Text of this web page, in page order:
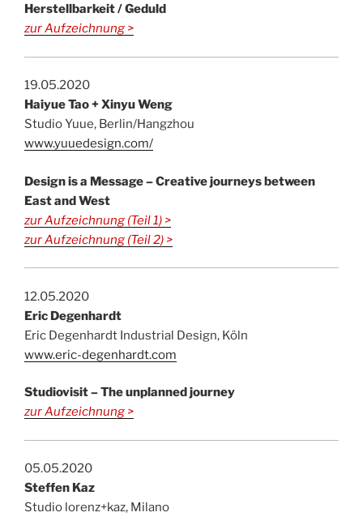
Herstellbarkeit / Geduld
zur Aufzeichnung >
19.05.2020
Haiyue Tao + Xinyu Weng
Studio Yuue, Berlin/Hangzhou
www.yuuedesign.com/
Design is a Message– Creative journeys between
East and West
zur Aufzeichnung (Teil 1) >
zur Aufzeichnung (Teil 2) >
12.05.2020
Eric Degenhardt
Eric Degenhardt Industrial Design, Köln
www.eric-degenhardt.com
Studiovisit – The unplanned journey
zur Aufzeichnung >
05.05.2020
Steffen Kaz
Studio lorenz+kaz, Milano